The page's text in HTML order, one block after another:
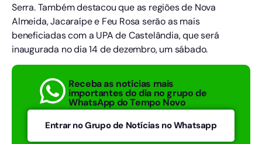
Serra. Também destacou que as regiões de Nova
Almeida, Jacaraípe e Feu Rosa serão as mais
beneficiadas com a UPA de Castelândia, que será
inaugurada no dia 14 de dezembro, um sábado.
Receba as notícias mais
importantes do dia no grupo de
WhatsApp do Tempo Novo
Entrar no Grupo de Notícias no Whatsapp